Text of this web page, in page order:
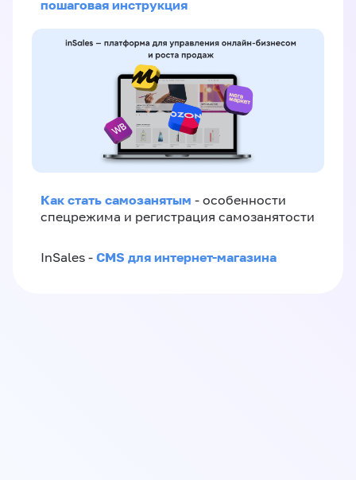
пошаговая инструкция
Как стать самозанятым - особенности
спецрежима и регистрация самозанятости
InSales - CMS для интернет-магазина